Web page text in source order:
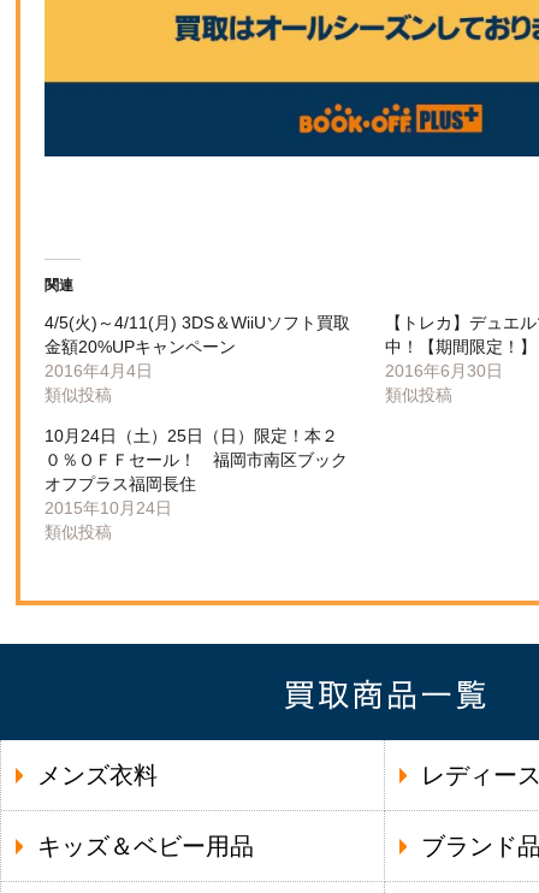
関連
4/5(火)～4/11(月) 3DS＆WiiUソフト買取
金額20%UPキャンペーン
2016年4月4日
類似投稿
【トレカ】デュエ
中！【期間限定！】
2016年6月30日
類似投稿
10月24日（土）25日（日）限定！本２
０％ＯＦＦセール！ 福岡市南区ブック
オフプラス福岡長住
2015年10月24日
類似投稿
メンズ衣料 レディー
キッズ＆ベビー用品 ブランド